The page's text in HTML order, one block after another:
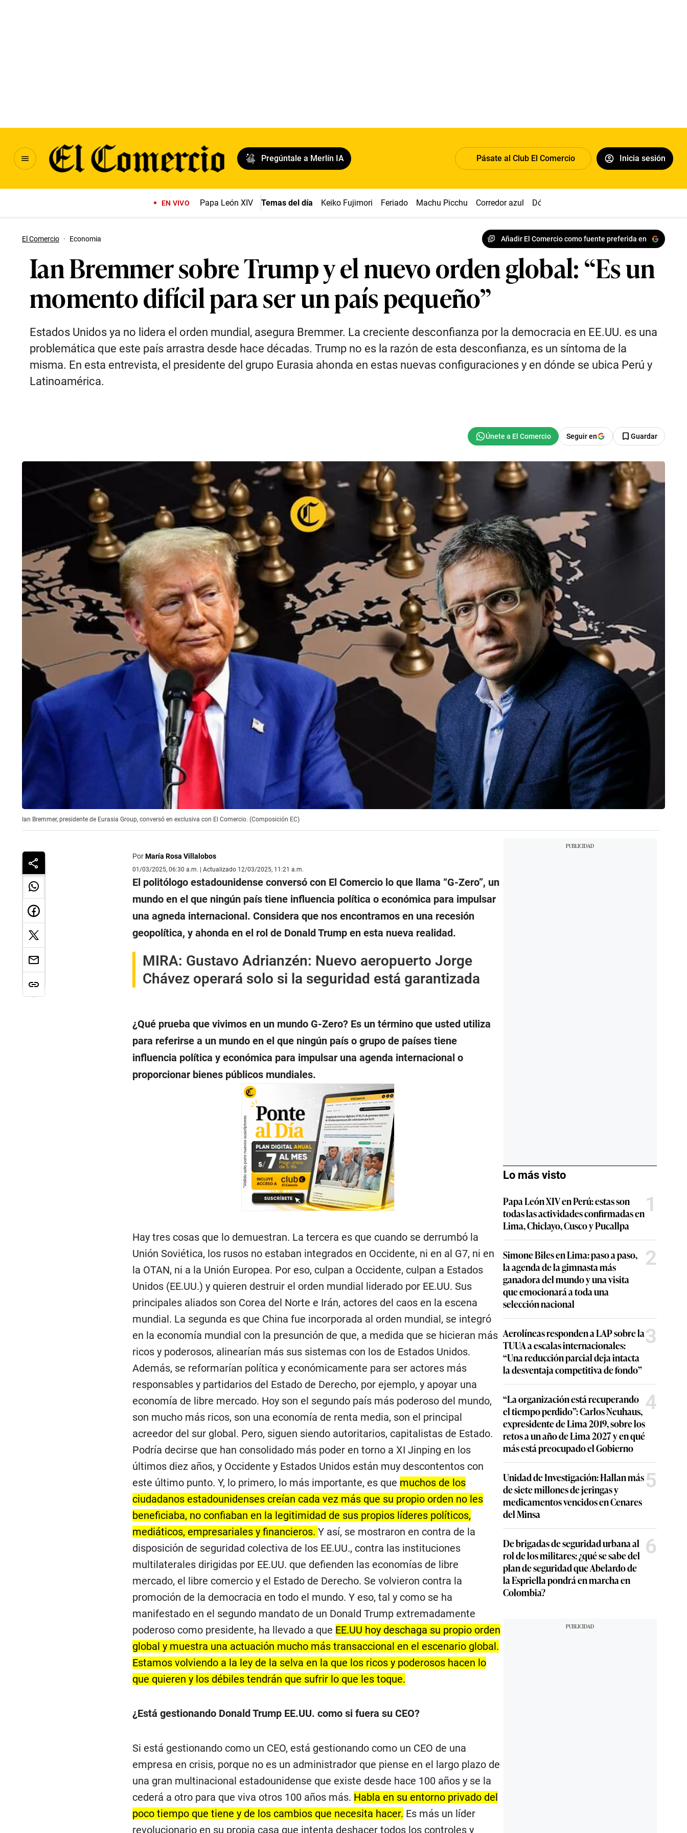
Pregúntale a Merlín IA Pásate al Club El Comercio Inicia sesión
EN VIVO Papa León XIV Temas del día Keiko Fujimori Feriado Machu Picchu Corredor azul Dólar
El Comercio · Economia Añadir El Comercio como fuente preferida en
Ian Bremmer sobre Trump y el nuevo orden global: “Es un
momento difícil para ser un país pequeño”
Estados Unidos ya no lidera el orden mundial, asegura Bremmer. La creciente desconfianza por la democracia en EE.UU. es una
problemática que este país arrastra desde hace décadas. Trump no es la razón de esta desconfianza, es un síntoma de la
misma. En esta entrevista, el presidente del grupo Eurasia ahonda en estas nuevas configuraciones y en dónde se ubica Perú y
Latinoamérica.
Seguir en Guardar
Ian Bremmer, presidente de Eurasia Group, conversó en exclusiva con El Comercio. (Composición EC)
PorMaría Rosa Villalobos
01/03/2025, 06:30 a.m. | Actualizado 12/03/2025, 11:21 a.m.
El politólogo estadounidense conversó con El Comercio lo que llama “G-Zero”, un
mundo en el que ningún país tiene influencia política o económica para impulsar
una agneda internacional. Considera que nos encontramos en una recesión
geopolítica, y ahonda en el rol de Donald Trump en esta nueva realidad.
MIRA: Gustavo Adrianzén: Nuevo aeropuerto Jorge
Chávez operará solo si la seguridad está garantizada
¿Qué prueba que vivimos en un mundo G-Zero? Es un término que usted utiliza
para referirse a un mundo en el que ningún país o grupo de países tiene
influencia política y económica para impulsar una agenda internacional o
proporcionar bienes públicos mundiales.
Hay tres cosas que lo demuestran. La tercera es que cuando se derrumbó la
Unión Soviética, los rusos no estaban integrados en Occidente, ni en al G7, ni en
la OTAN, ni a la Unión Europea. Por eso, culpan a Occidente, culpan a Estados
Unidos (EE.UU.) y quieren destruir el orden mundial liderado por EE.UU. Sus
principales aliados son Corea del Norte e Irán, actores del caos en la escena
mundial. La segunda es que China fue incorporada al orden mundial, se integró
en la economía mundial con la presunción de que, a medida que se hicieran más
ricos y poderosos, alinearían más sus sistemas con los de Estados Unidos.
Además, se reformarían política y económicamente para ser actores más
responsables y partidarios del Estado de Derecho, por ejemplo, y apoyar una
economía de libre mercado. Hoy son el segundo país más poderoso del mundo,
son mucho más ricos, son una economía de renta media, son el principal
acreedor del sur global. Pero, siguen siendo autoritarios, capitalistas de Estado.
Podría decirse que han consolidado más poder en torno a XI Jinping en los
últimos diez años, y Occidente y Estados Unidos están muy descontentos con
este último punto. Y, lo primero, lo más importante, es que muchos de los
ciudadanos estadounidenses creían cada vez más que su propio orden no les
beneficiaba, no confiaban en la legitimidad de sus propios líderes políticos,
mediáticos, empresariales y financieros. Y así, se mostraron en contra de la
disposición de seguridad colectiva de los EE.UU., contra las instituciones
multilaterales dirigidas por EE.UU. que defienden las economías de libre
mercado, el libre comercio y el Estado de Derecho. Se volvieron contra la
promoción de la democracia en todo el mundo. Y eso, tal y como se ha
manifestado en el segundo mandato de un Donald Trump extremadamente
poderoso como presidente, ha llevado a que EE.UU hoy deschaga su propio orden
global y muestra una actuación mucho más transaccional en el escenario global.
Estamos volviendo a la ley de la selva en la que los ricos y poderosos hacen lo
que quieren y los débiles tendrán que sufrir lo que les toque.
¿Está gestionando Donald Trump EE.UU. como si fuera su CEO?
Si está gestionando como un CEO, está gestionando como un CEO de una
empresa en crisis, porque no es un administrador que piense en el largo plazo de
una gran multinacional estadounidense que existe desde hace 100 años y se la
cederá a otro para que viva otros 100 años más. Habla en su entorno privado del
poco tiempo que tiene y de los cambios que necesita hacer. Es más un líder
revolucionario en su propia casa que intenta deshacer todos los controles y
Lo más visto
Papa León XIV en Perú: estas son
todas las actividades confirmadas en
Lima, Chiclayo, Cusco y Pucallpa
1
Simone Biles en Lima: paso a paso,
la agenda de la gimnasta más
ganadora del mundo y una visita
que emocionará a toda una
selección nacional
2
Aerolíneas responden a LAP sobre la
TUUA a escalas internacionales:
“Una reducción parcial deja intacta
la desventaja competitiva de fondo”
3
“La organización está recuperando
el tiempo perdido”: Carlos Neuhaus,
expresidente de Lima 2019, sobre los
retos a un año de Lima 2027 y en qué
más está preocupado el Gobierno
4
Unidad de Investigación: Hallan más
de siete millones de jeringas y
medicamentos vencidos en Cenares
del Minsa
5
De brigadas de seguridad urbana al
rol de los militares: ¿qué se sabe del
plan de seguridad que Abelardo de
la Espriella pondrá en marcha en
Colombia?
6